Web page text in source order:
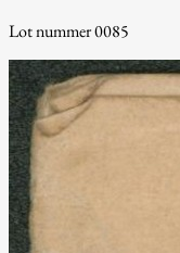
Lot nummer 0085